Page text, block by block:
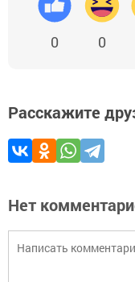
0 0
Расскажите
Нет